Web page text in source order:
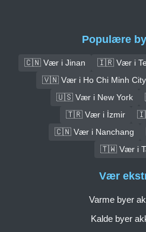
Populære
🇨🇳 Vær i Jinan 🇮🇷 Vær i
🇻🇳 Vær i Ho Chi Minh City
🇺🇸 Vær i New York
🇹🇷 Vær i İzmir
🇨🇳 Vær i Nanchang
🇹🇼 Vær i
Vær
Varme byer
Kalde byer